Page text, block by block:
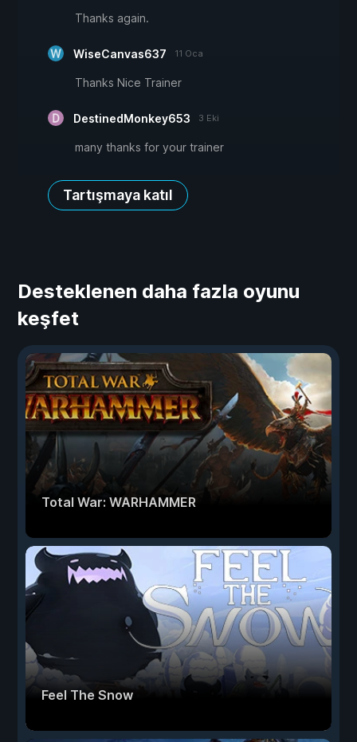
Thanks again.
WiseCanvas637 11 Oca
Thanks Nice Trainer
DestinedMonkey653 3 Eki
many thanks for your trainer
Tartışmaya katıl
Desteklenen daha fazla oyunu
keşfet
Total War: WARHAMMER
Feel The Snow